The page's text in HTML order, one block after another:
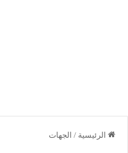
الرئيسية / الجهات